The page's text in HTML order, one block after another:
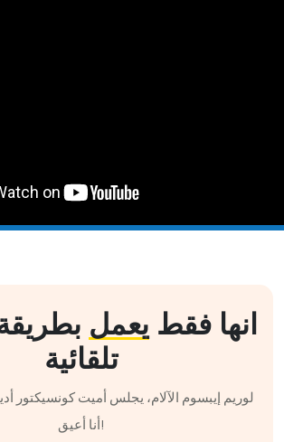
انها فقط يعمل
تلقائية
لوريم إيبسوم الآلام، يجلس أميت كونسيكتور
أنا أعيق!